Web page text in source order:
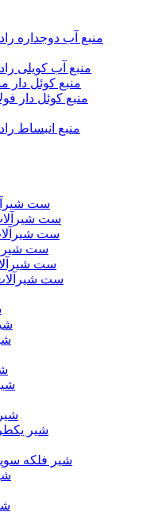
منبع آب دوجداره
منبع آب کویلی
منبع کوئل دار
منبع کوئل دار
منبع انبساط
ست
ست
ست
ست شیر
ست
ست شیرآلات
شیر
شیر فلکه